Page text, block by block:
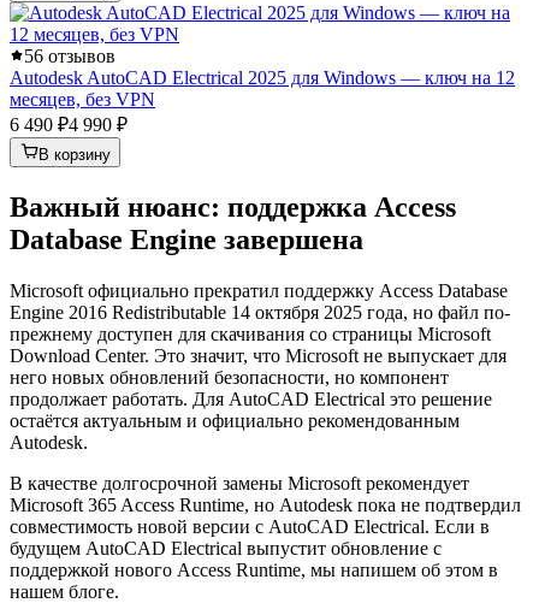
56 отзывов
Autodesk AutoCAD Electrical 2025 для Windows — ключ на 12
месяцев, без VPN
6 490 ₽4 990 ₽
В корзину
Важный нюанс: поддержка Access
Database Engine завершена
Microsoft официально прекратил поддержку Access Database
Engine 2016 Redistributable 14 октября 2025 года, но файл по-
прежнему доступен для скачивания со страницы Microsoft
Download Center. Это значит, что Microsoft не выпускает для
него новых обновлений безопасности, но компонент
продолжает работать. Для AutoCAD Electrical это решение
остаётся актуальным и официально рекомендованным
Autodesk.
В качестве долгосрочной замены Microsoft рекомендует
Microsoft 365 Access Runtime, но Autodesk пока не подтвердил
совместимость новой версии с AutoCAD Electrical. Если в
будущем AutoCAD Electrical выпустит обновление с
поддержкой нового Access Runtime, мы напишем об этом в
нашем блоге.